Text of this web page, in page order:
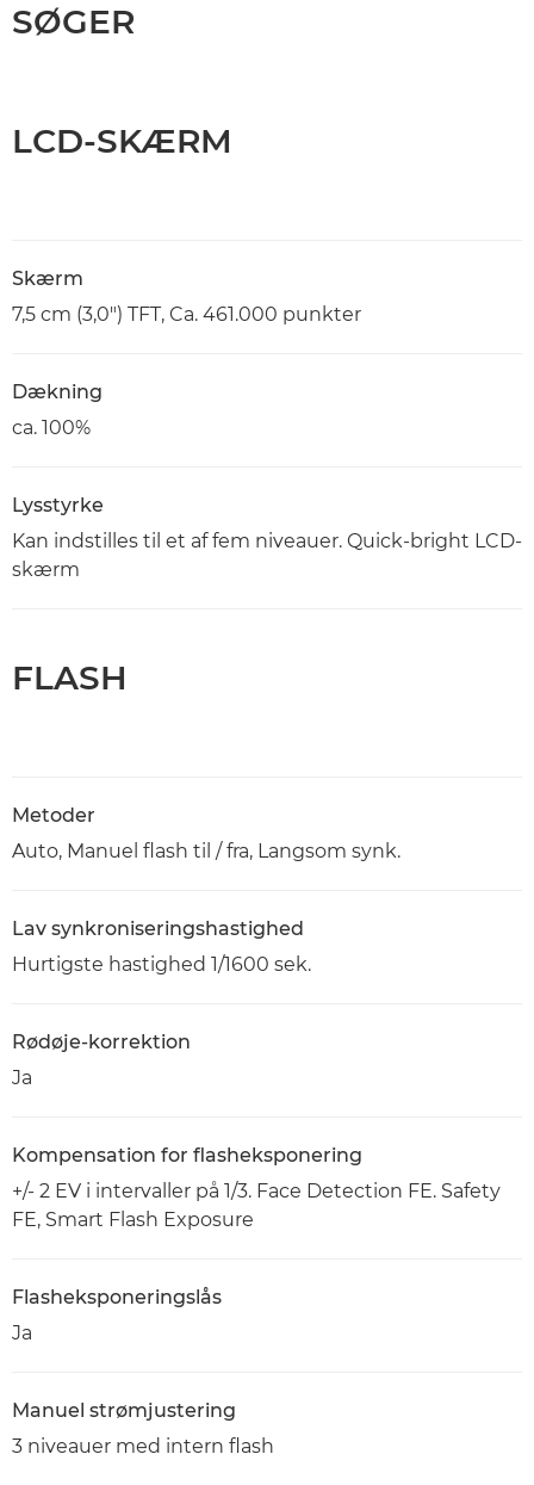
SØGER
LCD-SKÆRM
Skærm
7,5 cm (3,0") TFT, Ca. 461.000 punkter
Dækning
ca. 100%
Lysstyrke
Kan indstilles til et af fem niveauer. Quick-bright LCD-
skærm
FLASH
Metoder
Auto, Manuel flash til / fra, Langsom synk.
Lav synkroniseringshastighed
Hurtigste hastighed 1/1600 sek.
Rødøje-korrektion
Ja
Kompensation for flasheksponering
+/- 2 EV i intervaller på 1/3. Face Detection FE. Safety
FE, Smart Flash Exposure
Flasheksponeringslås
Ja
Manuel strømjustering
3 niveauer med intern flash